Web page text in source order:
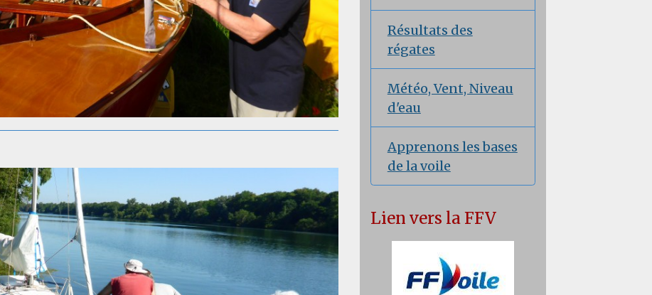
Résultats des
régates
Météo, Vent, Niveau
d'eau
Apprenons les bases
de la voile
Lien vers la FFV